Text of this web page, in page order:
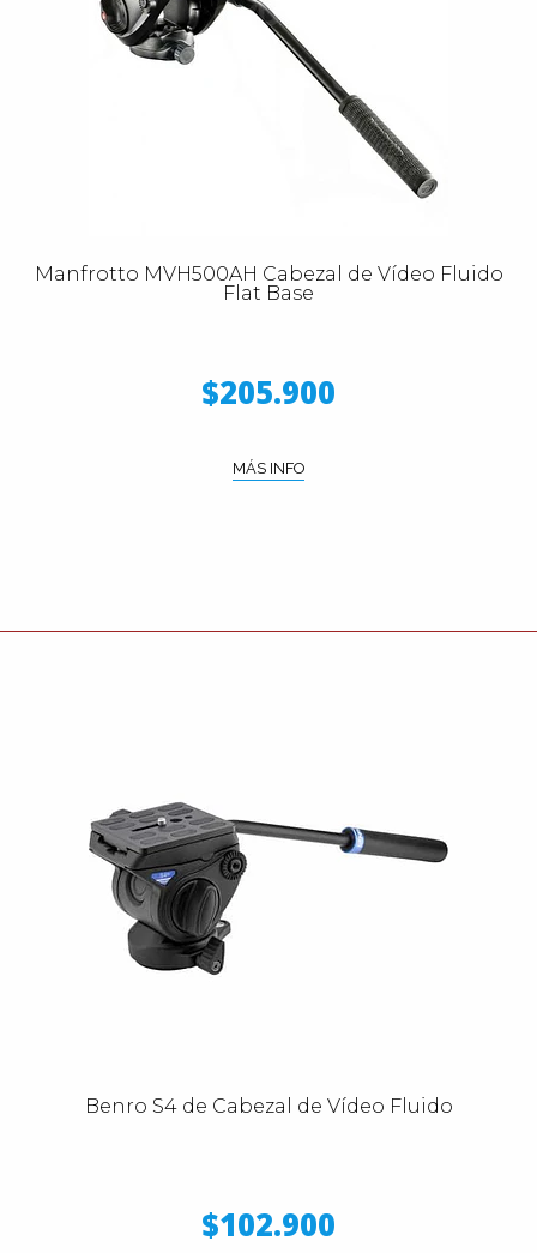
Manfrotto MVH500AH Cabezal de Vídeo Fluido
Flat Base
$205.900
MÁS INFO
Benro S4 de Cabezal de Vídeo Fluido
$102.900